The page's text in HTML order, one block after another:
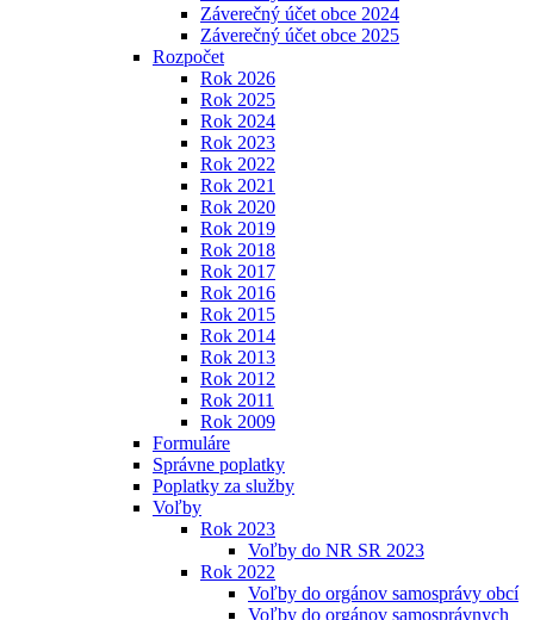
Záverečný účet obce 2024
Záverečný účet obce 2025
Rozpočet
Rok 2026
Rok 2025
Rok 2024
Rok 2023
Rok 2022
Rok 2021
Rok 2020
Rok 2019
Rok 2018
Rok 2017
Rok 2016
Rok 2015
Rok 2014
Rok 2013
Rok 2012
Rok 2011
Rok 2009
Formuláre
Správne poplatky
Poplatky za služby
Voľby
Rok 2023
Voľby do NR SR 2023
Rok 2022
Voľby do orgánov samosprávy obcí
Voľby do orgánov samosprávnych